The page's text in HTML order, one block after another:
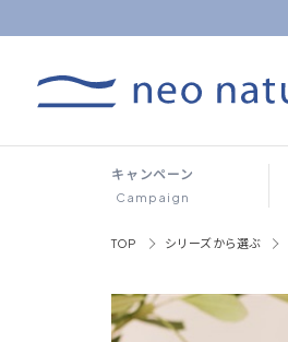
キャンペーン
Campaign
TOP シリーズから選ぶ